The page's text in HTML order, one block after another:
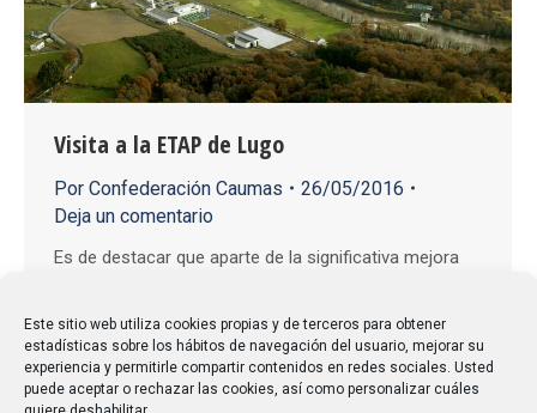
Este sitio web utiliza cookies propias y de terceros para obtener
estadísticas sobre los hábitos de navegación del usuario, mejorar su
experiencia y permitirle compartir contenidos en redes sociales. Usted
puede aceptar o rechazar las cookies, así como personalizar cuáles
Visita a la ETAP de Lugo
Por Confederación Caumas
26/05/2016
Deja un comentario
Es de destacar que aparte de la significativa mejora
abastecimiento a Lugo, la capacidad de la nueva
planta dobla el consumo medio diario actual de la
ciudad y su diseño fue previsto para un futuro posible